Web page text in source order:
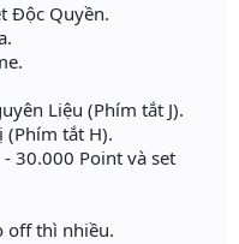
Độc Quyền.
Liệu (Phím tắt J).
(Phím tắt H).
- 30.000 Point và set
off thì nhiều.